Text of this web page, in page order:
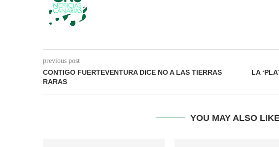
previous post
CONTIGO FUERTEVENTURA DICE NO A LAS TIERRAS
RARAS
LA
YOU MAY ALSO